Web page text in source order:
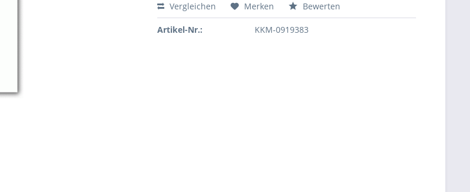
Vergleichen Merken Bewerten
Artikel-Nr.: KKM-0919383